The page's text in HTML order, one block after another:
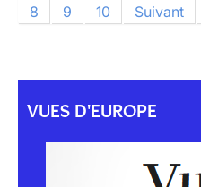
8
9 10 Suivant
VUES D'EUROPE